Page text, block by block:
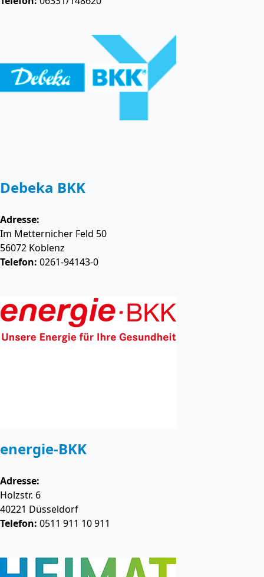
Debeka BKK
Adresse:
Im Metternicher Feld 50
56072 Koblenz
Telefon: 0261-94143-0
energie-BKK
Adresse:
Holzstr. 6
40221 Düsseldorf
Telefon: 0511 911 10 911